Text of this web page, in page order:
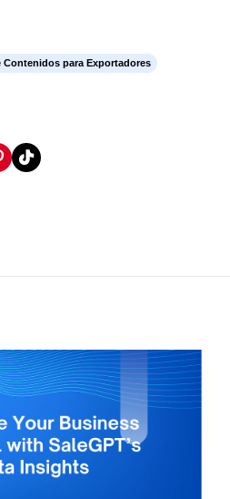
Contenidos para Exportadores